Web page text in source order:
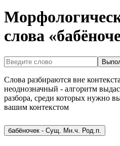
слова
Слова разбираются вне
неоднозначный - алгоритм
разбора, среди которых нужно
вашим контекстом
бабёночек - Сущ. Мн.ч. Род.п.